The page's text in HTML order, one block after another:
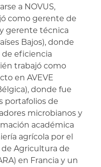
a NOVUS,
como gerente de
gerente técnica
Bajos), donde
de eficiencia
trabajó como
en AVEVE
donde fue
portafolios de
microbianos y
académica
agrícola por el
Agricultura de
en Francia y un